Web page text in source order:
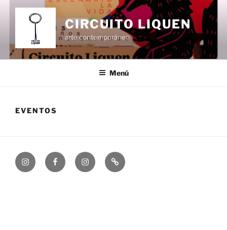
contenido
CIRCUITO LIQUEN
arte contemporáneo
Menú
EVENTOS
InstagramFacebookinstagram
Anomalía
Proyectos